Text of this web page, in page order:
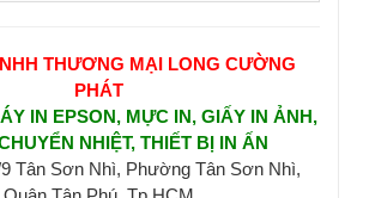
THƯƠNG MẠI LONG CƯỜNG
PHÁT
IN EPSON, MỰC IN, GIẤY IN ẢNH,
NHIỆT, THIẾT BỊ IN ẤN
9 Tân Sơn Nhì, Phường Tân Sơn Nhì,